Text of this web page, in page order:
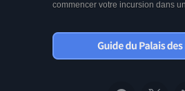
commencer votre incursion dans